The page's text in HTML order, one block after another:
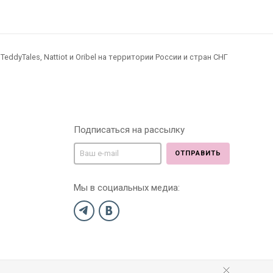
Nattiot и Oribel на территории России и стран СНГ
Подписаться на рассылку
ОТПРАВИТЬ
Мы в социальных медиа: